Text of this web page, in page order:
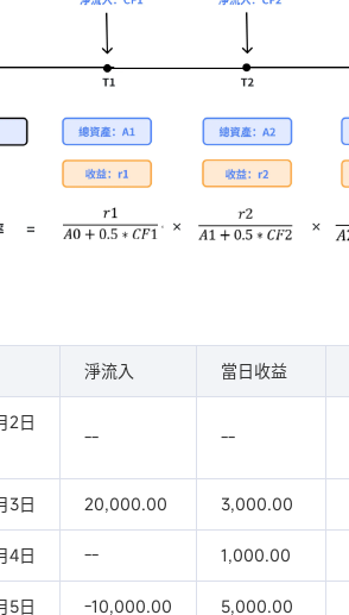
淨流入 當日收益
2日
-- --
3日 20,000.00 3,000.00
4日 -- 1,000.00
5日 -10,000.00 5,000.00